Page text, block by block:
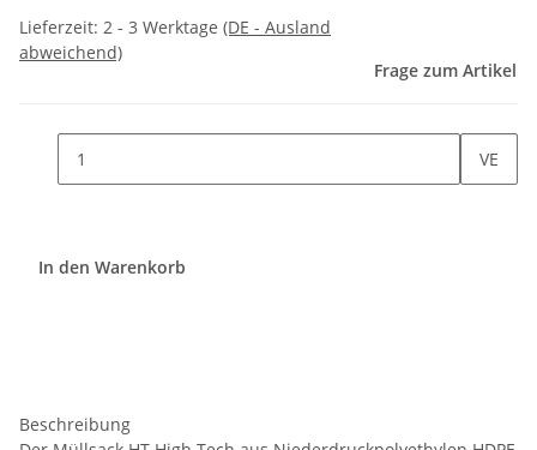
Lieferzeit: 2 - 3 Werktage (DE - Ausland
abweichend)
Frage zum Artikel
VE
In den Warenkorb
Beschreibung